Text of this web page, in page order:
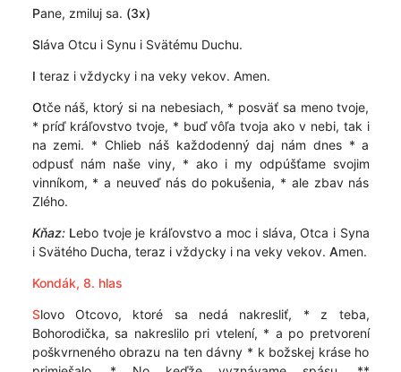
Pane, zmiluj sa. (3x)
Sláva Otcu i Synu i Svätému Duchu.
I teraz i vždycky i na veky vekov. Amen.
Otče náš, ktorý si na nebesiach, * posväť sa meno tvoje,
* príď kráľovstvo tvoje, * buď vôľa tvoja ako v nebi, tak i
na zemi. * Chlieb náš každodenný daj nám dnes * a
odpusť nám naše viny, * ako i my odpúšťame svojim
vinníkom, * a neuveď nás do pokušenia, * ale zbav nás
Zlého.
Kňaz:Lebo tvoje je kráľovstvo a moc i sláva, Otca i Syna
i Svätého Ducha, teraz i vždycky i na veky vekov. Amen.
Kondák, 8. hlas
Slovo Otcovo, ktoré sa nedá nakresliť, * z teba,
Bohorodička, sa nakreslilo pri vtelení, * a po pretvorení
poškvrneného obrazu na ten dávny * k božskej kráse ho